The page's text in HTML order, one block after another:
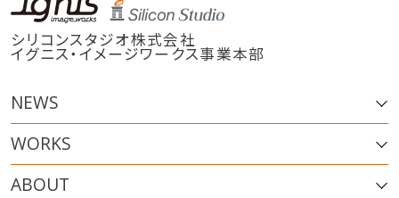
シリコンスタジオ株式会社
イグニス・イメージワークス事業本部
NEWS
WORKS
ABOUT